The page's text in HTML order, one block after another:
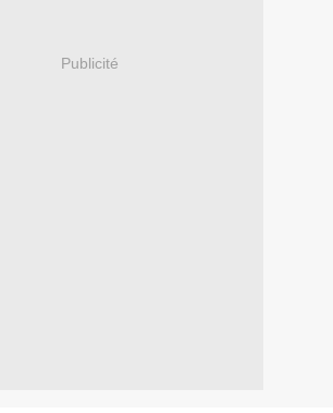
Publicité